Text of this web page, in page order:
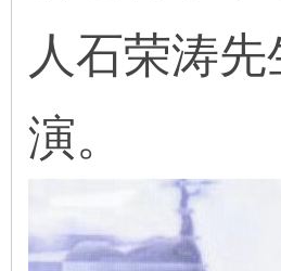
人石荣涛
演。